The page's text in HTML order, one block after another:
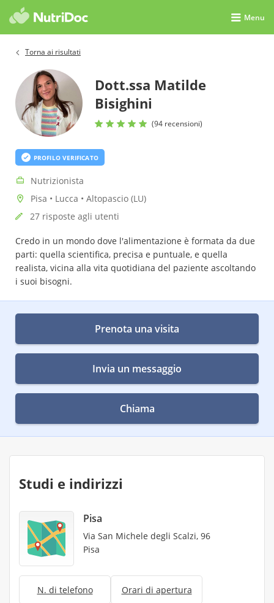
Menu
Torna ai risultati
Dott.ssa Matilde
Bisighini
(94 recensioni)
PROFILO VERIFICATO
Nutrizionista
Pisa • Lucca • Altopascio (LU)
27 risposte agli utenti
Credo in un mondo dove l'alimentazione è formata da due
parti: quella scientifica, precisa e puntuale, e quella
realista, vicina alla vita quotidiana del paziente ascoltando
i suoi bisogni.
Prenota una visita
Invia un messaggio
Chiama
Studi e indirizzi
Pisa
Via San Michele degli Scalzi, 96
Pisa
N. di telefono Orari di apertura